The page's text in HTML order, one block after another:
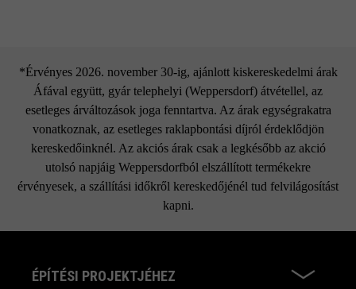
*Érvényes 2026. november 30-ig, ajánlott kiskereskedelmi árak
Áfával együtt, gyár telephelyi (Weppersdorf) átvétellel, az
esetleges árváltozások joga fenntartva. Az árak egységrakatra
vonatkoznak, az esetleges raklapbontási díjról érdeklődjön
kereskedőinknél. Az akciós árak csak a legkésőbb az akció
utolsó napjáig Weppersdorfból elszállított termékekre
érvényesek, a szállítási időkről kereskedőjénél tud felvilágosítást
kapni.
ÉPÍTÉSI PROJEKTJÉHEZ